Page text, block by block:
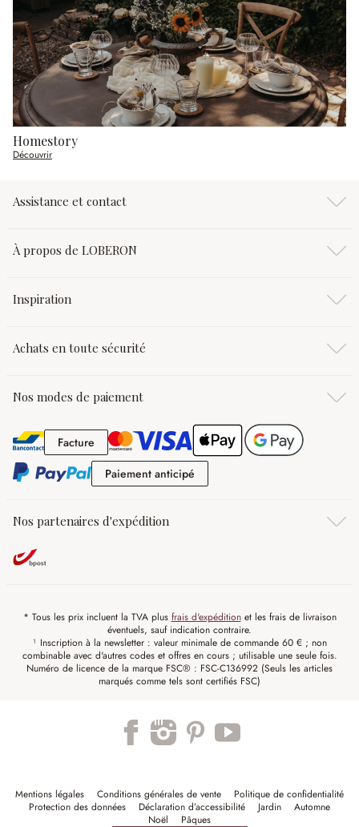
Homestory
Découvrir
Assistance et contact
À propos de LOBERON
Inspiration
Achats en toute sécurité
Nos modes de paiement
FactureFacture
Paiement anticipé
Nos partenaires d'expédition
* Tous les prix incluent la TVA plus frais d'expéditionet les frais de livraison
éventuels, sauf indication contraire.
¹ Inscription à la newsletter : valeur minimale de commande 60 € ; non
combinable avec d'autres codes et offres en cours ; utilisable une seule fois.
Numéro de licence de la marque FSC® : FSC-C136992 (Seuls les articles
marqués comme tels sont certifiés FSC)
Mentions légales Conditions générales de vente
Politique de confidentialité
Protection des données
Déclaration d’accessibilité Jardin
Automne
Noël
Pâques